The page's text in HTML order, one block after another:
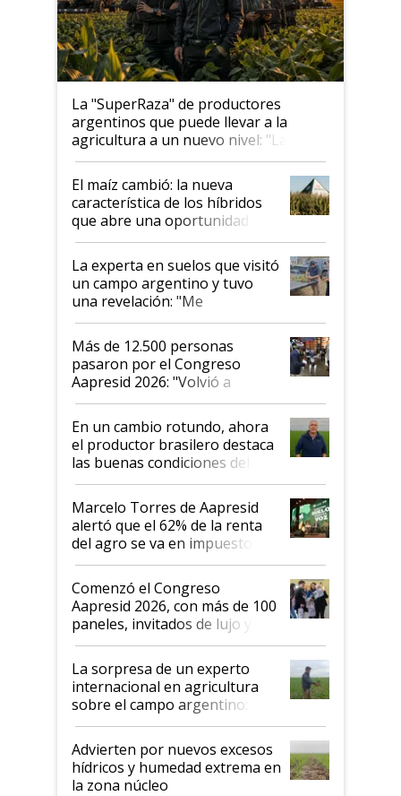
La "SuperRaza" de productores
argentinos que puede llevar a la
agricultura a un nuevo nivel: "Las
posibilidades de crecimiento son
infinitas"
El maíz cambió: la nueva
característica de los híbridos
que abre una oportunidad en
el lote
La experta en suelos que visitó
un campo argentino y tuvo
una revelación: "Me
impresionó mucho"
Más de 12.500 personas
pasaron por el Congreso
Aapresid 2026: "Volvió a
demostrar que hablar del
suelo es hablar de todo el
sistema productivo"
En un cambio rotundo, ahora
el productor brasilero destaca
las buenas condiciones del
agro argentino para invertir:
"Los veo más motivados"
Marcelo Torres de Aapresid
alertó que el 62% de la renta
del agro se va en impuestos:
"No es bueno que en
Argentina se sigan discutiendo
las mismas cosas de hace 50
años"
Comenzó el Congreso
Aapresid 2026, con más de 100
paneles, invitados de lujo y
todas las tendencias
La sorpresa de un experto
internacional en agricultura
sobre el campo argentino:
"Estoy muy impresionado"
Advierten por nuevos excesos
hídricos y humedad extrema en
la zona núcleo